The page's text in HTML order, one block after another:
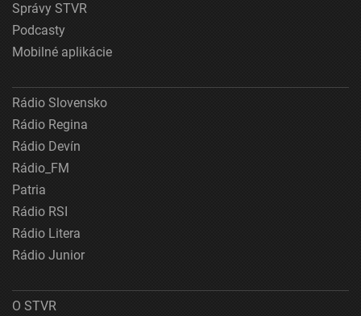
Správy STVR
Podcasty
Mobilné aplikácie
Rádio Slovensko
Rádio Regina
Rádio Devín
Rádio_FM
Patria
Rádio RSI
Rádio Litera
Rádio Junior
O STVR